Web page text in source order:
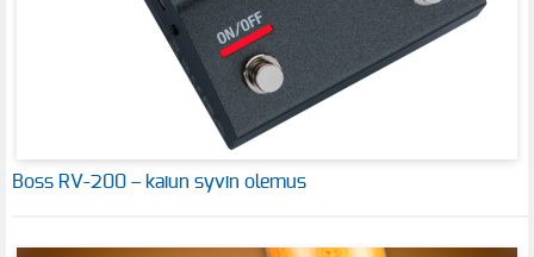
Boss RV-200 – kaiun syvin olemus